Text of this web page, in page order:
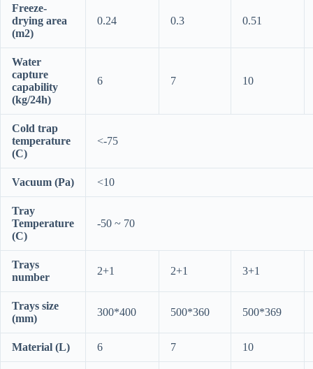
Freeze-
drying area
(m2)
0.24 0.3 0.51
Water
capture
capability
(kg/24h)
6 7 10
Cold trap
temperature
(C)
<-75
Vacuum (Pa) <10
Tray
Temperature
(C)
-50 ~ 70
Trays
number
2+1 2+1 3+1
Trays size
(mm)
300*400 500*360 500*369
Material (L) 6 7 10